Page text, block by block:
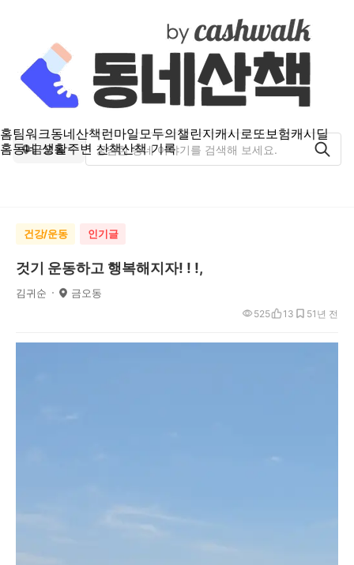
홈팀워크동네산책런마일모두의챌린지캐시로또보험캐시딜
홈동네 생활주변 산책산책 기록
금오동
건강/운동 인기글
것기 운동하고 행복해지자! ! !,
김귀순 금오동
1년 전
525 13 5